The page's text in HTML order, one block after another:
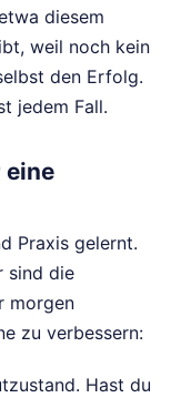
diesem
weil noch kein
den Erfolg.
jedem Fall.
eine
Praxis gelernt.
sind die
morgen
zu verbessern:
Hast du